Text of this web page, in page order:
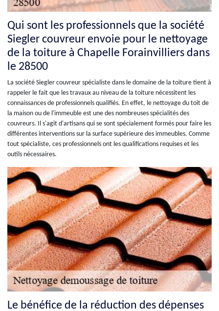
Qui sont les professionnels que la société
Siegler couvreur envoie pour le nettoyage
de la toiture à Chapelle Forainvilliers dans
le 28500
La société Siegler couvreur spécialiste dans le domaine de la toiture tient à
rappeler le fait que les travaux au niveau de la toiture nécessitent les
connaissances de professionnels qualifiés. En effet, le nettoyage du toit de
la maison ou de l'immeuble est une des nombreuses spécialités des
couvreurs. Il s'agit d'artisans qui se sont spécialement formés pour faire les
différentes interventions sur la surface supérieure des immeubles. Comme
tout spécialiste, ces professionnels ont les qualifications requises et les
outils nécessaires.
Le bénéfice de la réduction des dépenses